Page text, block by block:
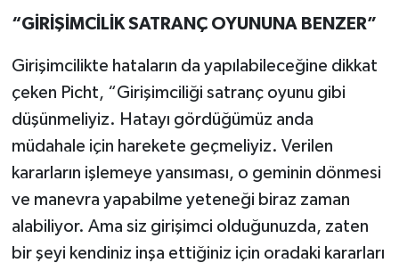
“GİRİŞİMCİLİK SATRANÇ OYUNUNA BENZER”
Girişimcilikte hataların da yapılabileceğine dikkat
çeken Picht, “Girişimciliği satranç oyunu gibi
düşünmeliyiz. Hatayı gördüğümüz anda
müdahale için harekete geçmeliyiz. Verilen
kararların işlemeye yansıması, o geminin dönmesi
ve manevra yapabilme yeteneği biraz zaman
alabiliyor. Ama siz girişimci olduğunuzda, zaten
bir şeyi kendiniz inşa ettiğiniz için oradaki kararları